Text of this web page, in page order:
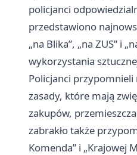
policjanci
przedstawiono
„na Blika”, „na ZUS” i
wykorzystania
Policjanci
zasady, które mają
zakupów,
zabrakło także
Komenda” i „Krajowej